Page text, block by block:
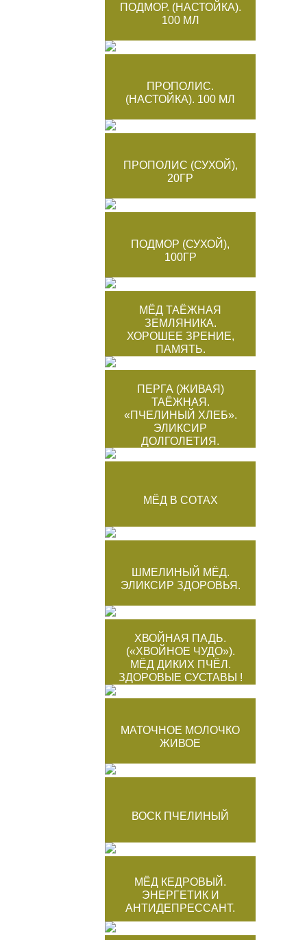
ПОДМОР. (НАСТОЙКА).
100 МЛ
ПРОПОЛИС.
(НАСТОЙКА). 100 МЛ
ПРОПОЛИС (СУХОЙ),
20ГР
ПОДМОР (СУХОЙ),
100ГР
МЁД ТАЁЖНАЯ
ЗЕМЛЯНИКА.
ХОРОШЕЕ ЗРЕНИЕ,
ПАМЯТЬ.
ПЕРГА (ЖИВАЯ)
ТАЁЖНАЯ.
«ПЧЕЛИНЫЙ ХЛЕБ».
ЭЛИКСИР
ДОЛГОЛЕТИЯ.
МЁД В СОТАХ
ШМЕЛИНЫЙ МЁД.
ЭЛИКСИР ЗДОРОВЬЯ.
ХВОЙНАЯ ПАДЬ.
(«ХВОЙНОЕ ЧУДО»).
МЁД ДИКИХ ПЧЁЛ.
ЗДОРОВЫЕ СУСТАВЫ !
МАТОЧНОЕ МОЛОЧКО
ЖИВОЕ
ВОСК ПЧЕЛИНЫЙ
МЁД КЕДРОВЫЙ.
ЭНЕРГЕТИК И
АНТИДЕПРЕССАНТ.